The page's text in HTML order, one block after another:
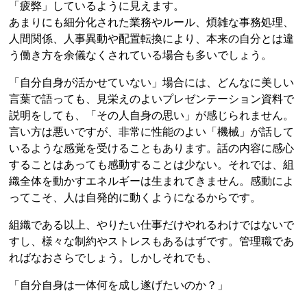
「疲弊」しているように見えます。
あまりにも細分化された業務やルール、煩雑な事務処理、
人間関係、人事異動や配置転換により、本来の自分とは違
う働き方を余儀なくされている場合も多いでしょう。
「自分自身が活かせていない」場合には、どんなに美しい
言葉で語っても、見栄えのよいプレゼンテーション資料で
説明をしても、「その人自身の思い」が感じられません。
言い方は悪いですが、非常に性能のよい「機械」が話して
いるような感覚を受けることもあります。話の内容に感心
することはあっても感動することは少ない。それでは、組
織全体を動かすエネルギーは生まれてきません。感動によ
ってこそ、人は自発的に動くようになるからです。
組織である以上、やりたい仕事だけやれるわけではないで
すし、様々な制約やストレスもあるはずです。管理職であ
ればなおさらでしょう。しかしそれでも、
「自分自身は一体何を成し遂げたいのか？」